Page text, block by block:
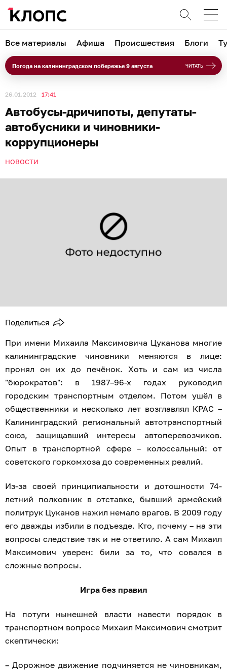
Все материалы Афиша Происшествия Блоги
Погода на калининградском побережье 9 августа ЧИТАТЬ
26.01.2012 17:41
Автобусы-дричипоты, депутаты-
автобусники и чиновники-
коррупционеры
НОВОСТИ
Поделиться
При имени Михаила Максимовича Цуканова многие
калининградские чиновники меняются в лице:
пронял он их до печёнок. Хоть и сам из числа
"бюрократов": в 1987–96-х годах руководил
городским транспортным отделом. Потом ушёл в
общественники и несколько лет возглавлял КРАС –
Калининградский региональный автотранспортный
союз, защищавший интересы автоперевозчиков.
Опыт в транспортной сфере – колоссальный: от
советского горкомхоза до современных реалий.
Из-за своей принципиальности и дотошности 74-
летний полковник в отставке, бывший армейский
политрук Цуканов нажил немало врагов. В 2009 году
его дважды избили в подъезде. Кто, почему – на эти
вопросы следствие так и не ответило. А сам Михаил
Максимович уверен: били за то, что совался в
сложные вопросы.
Игра без правил
На потуги нынешней власти навести порядок в
транспортном вопросе Михаил Максимович смотрит
скептически:
– Дорожное движение подчиняется не чиновникам,